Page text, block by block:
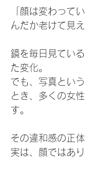
「顔は変わって
んだか老けて見
鏡を毎日見てい
た変化。
でも、写真とい
とき、多くの女
す。
その違和感の正体
実は、顔ではあり